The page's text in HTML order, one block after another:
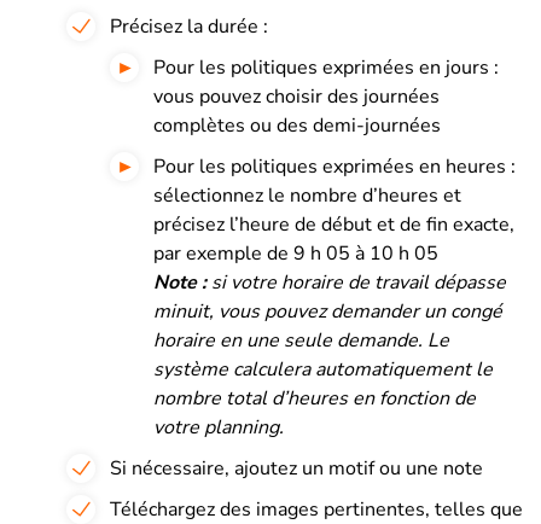
Précisez la durée :
Pour les politiques exprimées en jours :
vous pouvez choisir des journées
complètes ou des demi-journées
Pour les politiques exprimées en heures :
sélectionnez le nombre d’heures et
précisez l’heure de début et de fin exacte,
par exemple de 9 h 05 à 10 h 05
Note :si votre horaire de travail dépasse
minuit, vous pouvez demander un congé
horaire en une seule demande. Le
système calculera automatiquement le
nombre total d’heures en fonction de
votre planning.
Si nécessaire, ajoutez un motif ou une note
Téléchargez des images pertinentes, telles que